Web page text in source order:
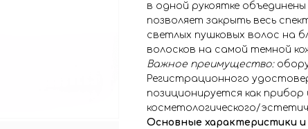
в одной рукоятке
позволяет закрыть весь
светлых пушковых волос на
волосков на самой темной
Важное преимущество:
Регистрационного
позиционируется как прибор
косметологического/
Основные характеристики